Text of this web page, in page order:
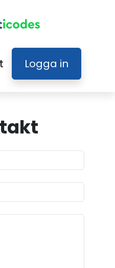
Logga in